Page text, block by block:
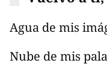
Agua de mis
Nube de mis